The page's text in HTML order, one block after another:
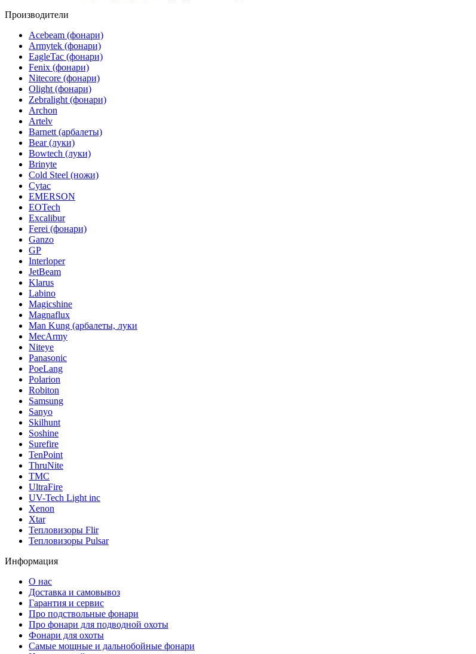
Производители
Acebeam (фонари)
Armytek (фонари)
EagleTac (фонари)
Fenix (фонари)
Nitecore (фонари)
Olight (фонари)
Zebralight (фонари)
Archon
Artelv
Barnett (арбалеты)
Bear (луки)
Bowtech (луки)
Brinyte
Cold Steel (ножи)
Cytac
EMERSON
EOTech
Excalibur
Ferei (фонари)
Ganzo
GP
Interloper
JetBeam
Klarus
Labino
Magicshine
Magnaflux
Man Kung (арбалеты, луки
MecArmy
Niteye
Panasonic
PoeLang
Polarion
Robiton
Samsung
Sanyo
Skilhunt
Soshine
Surefire
TenPoint
ThruNite
TMC
UltraFire
UV-Tech Light inc
Xenon
Xtar
Тепловизоры Flir
Тепловизоры Pulsar
Информация
О нас
Доставка и самовывоз
Гарантия и сервис
Про подствольные фонари
Про фонари для подводной охоты
Фонари для охоты
Самые мощные и дальнобойные фонари